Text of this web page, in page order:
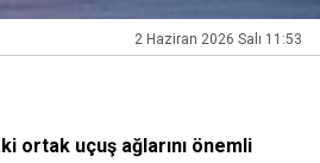
2 Haziran 2026 Salı 11:53
ortak uçuş ağlarını önemli